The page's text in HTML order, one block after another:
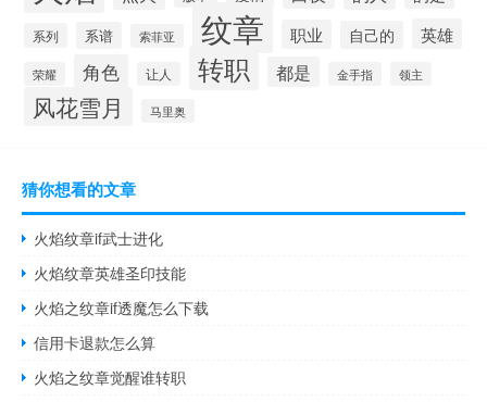
系列 系谱 索菲亚 纹章 职业 自己的 英雄
荣耀 角色 让人 转职 都是 金手指 领主
风花雪月 马里奥
猜你想看的文章
火焰纹章if武士进化
火焰纹章英雄圣印技能
火焰之纹章if透魔怎么下载
信用卡退款怎么算
火焰之纹章觉醒谁转职